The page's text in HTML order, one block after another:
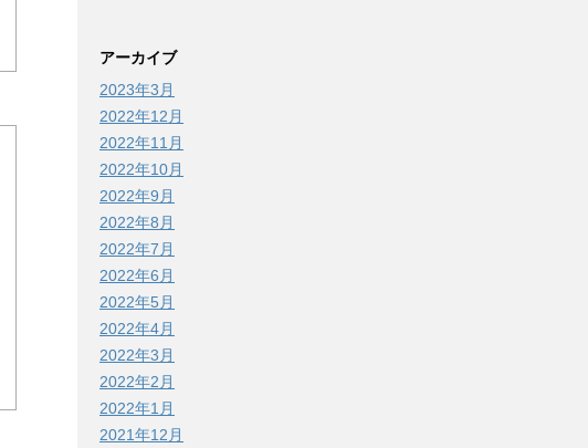
アーカイブ
2023年3月
2022年12月
2022年11月
2022年10月
2022年9月
2022年8月
2022年7月
2022年6月
2022年5月
2022年4月
2022年3月
2022年2月
2022年1月
2021年12月